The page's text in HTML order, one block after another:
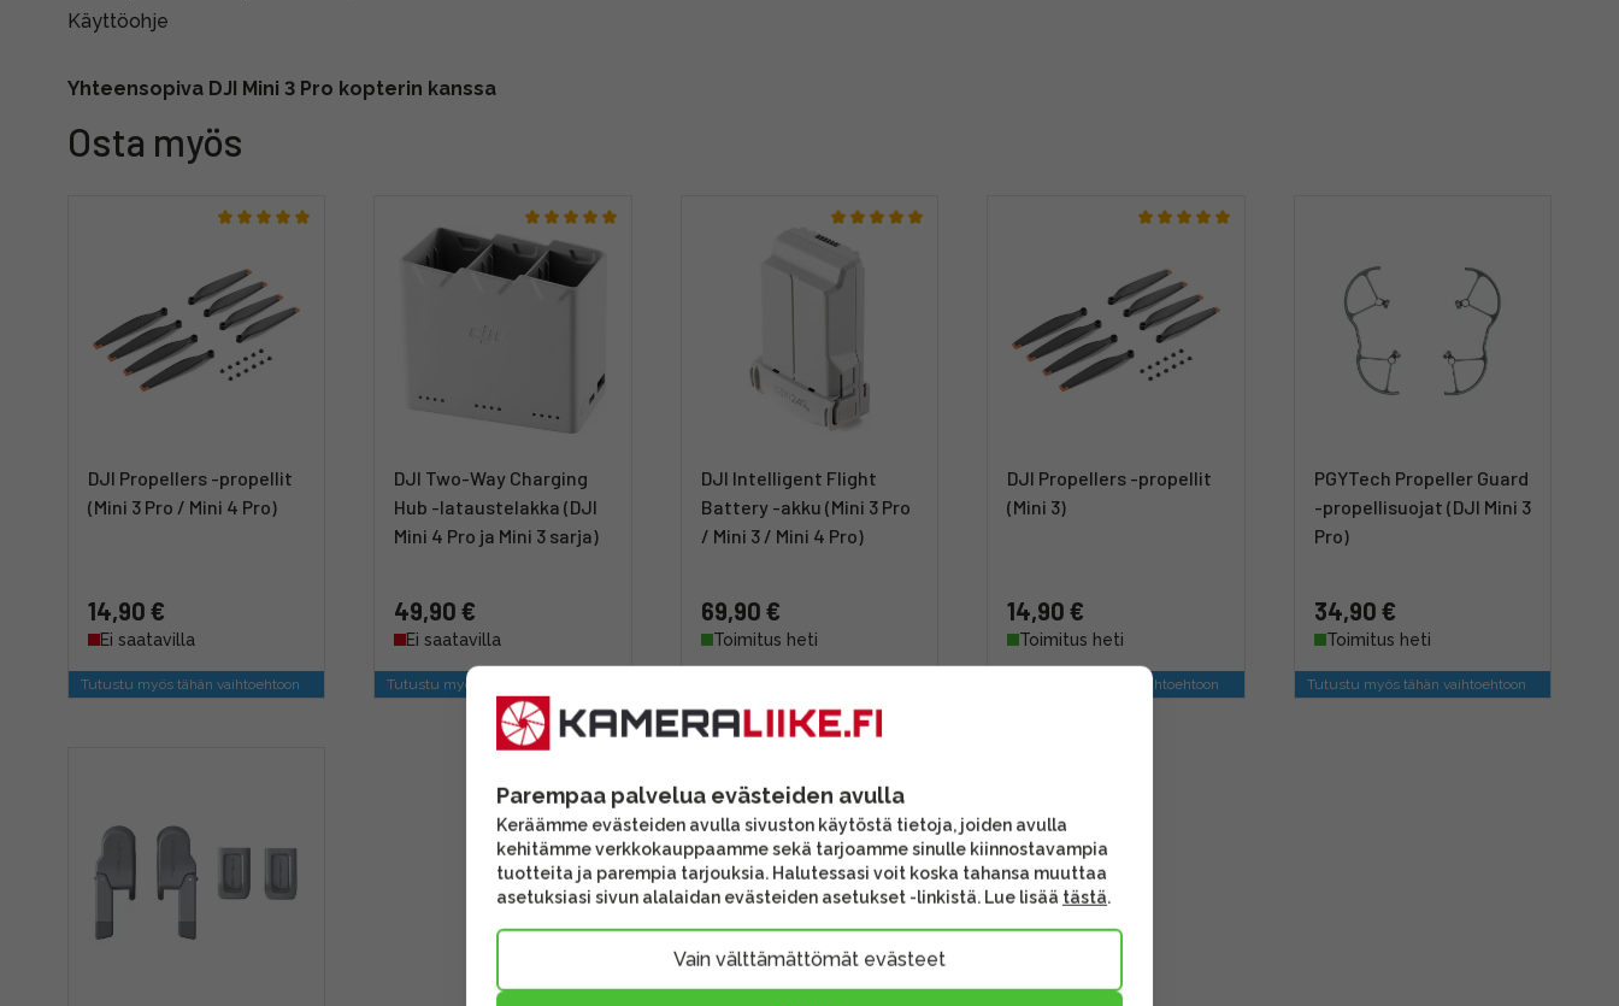
Käyttöohje
Yhteensopiva DJI Mini 3 Pro kopterin kanssa
Osta myös
DJI Propellers -propellit
(Mini 3 Pro / Mini 4 Pro)
14,90 €
Ei saatavilla
Tutustu myös tähän vaihtoehtoon
DJI Two-Way Charging
Hub -lataustelakka (DJI
Mini 4 Pro ja Mini 3 sarja)
49,90 €
Ei saatavilla
Tutustu myös tähän vaihtoehtoon
DJI Intelligent Flight
Battery -akku (Mini 3 Pro
/ Mini 3 / Mini 4 Pro)
69,90 €
Toimitus heti
DJI Propellers -propellit
(Mini 3)
14,90 €
Toimitus heti
Tutustu myös tähän vaihtoehtoon
PGYTech Propeller Guard
-propellisuojat (DJI Mini 3
Pro)
34,90 €
Toimitus heti
Tutustu myös tähän vaihtoehtoon
Parempaa palvelua evästeiden avulla
Keräämme evästeiden avulla sivuston käytöstä tietoja, joiden avulla
kehitämme verkkokauppaamme sekä tarjoamme sinulle kiinnostavampia
tuotteita ja parempia tarjouksia. Halutessasi voit koska tahansa muuttaa
asetuksiasi sivun alalaidan evästeiden asetukset -linkistä. Lue lisää tästä.
Vain välttämättömät evästeet